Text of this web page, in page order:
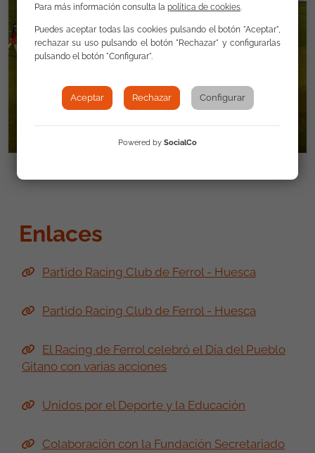
Enlaces
Partido Racing Club de Ferrol - Huesca
Partido Racing Club de Ferrol - Huesca
El Racing de Ferrol celebró el Día del Pueblo
Gitano con varias acciones
Unidos por el Deporte y la Educación
Colaboración con la Fundación Secretariado
Para más información consulta la política de cookies
Puedes aceptar todas las cookies pulsando el botón "Aceptar",
rechazar su uso pulsando el botón "Rechazar" y configurarlas
pulsando el botón "Configurar".
Aceptar Rechazar Configurar
Powered by SocialCo